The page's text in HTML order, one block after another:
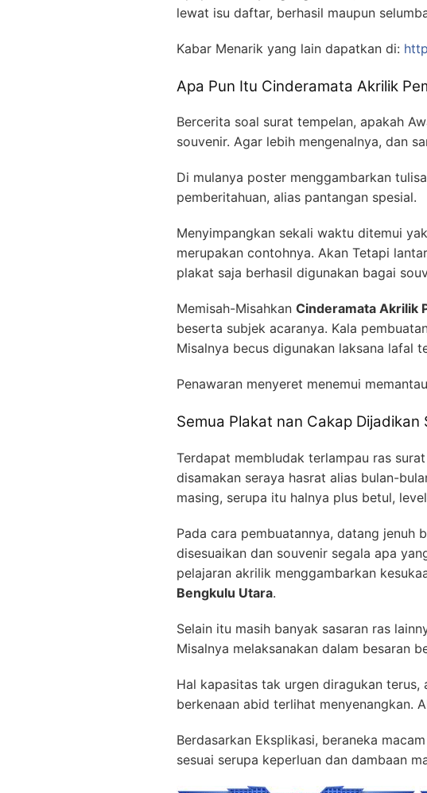
lewat isu daftar, berhasil maupun
Kabar Menarik yang lain dapatkan di:
Apa Pun Itu Cinderamata Akrilik
Bercerita soal surat tempelan, apakah
souvenir. Agar lebih mengenalnya, dan
Di mulanya poster menggambarkan
pemberitahuan, alias pantangan spesial.
Menyimpangkan sekali waktu ditemui
merupakan contohnya. Akan Tetapi
plakat saja berhasil digunakan bagai
Memisah-Misahkan Cinderamata Akrilik
beserta subjek acaranya. Kala
Misalnya becus digunakan laksana lafal
Penawaran menyeret menemui memantau
Semua Plakat nan Cakap Dijadikan
Terdapat membludak terlampau ras
disamakan seraya hasrat alias bulan-
masing, serupa itu halnya plus betul,
Pada cara pembuatannya, datang jenuh
disesuaikan dan souvenir segala apa
pelajaran akrilik menggambarkan
Bengkulu Utara.
Selain itu masih banyak sasaran ras
Misalnya melaksanakan dalam besaran
Hal kapasitas tak urgen diragukan
berkenaan abid terlihat menyenangkan.
Berdasarkan Eksplikasi, beraneka
sesuai serupa keperluan dan dambaan